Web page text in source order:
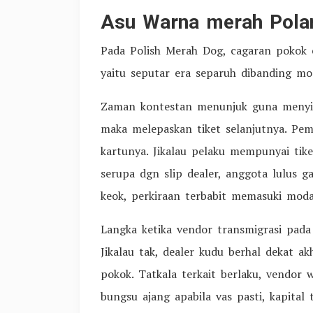
Asu Warna merah
Pada Polish Merah Dog, cagaran
yaitu seputar era separuh dibanding
Zaman kontestan menunjuk guna
maka melepaskan tiket selanjutnya.
kartunya. Jikalau pelaku mempunyai
serupa dgn slip dealer, anggota lulus
keok, perkiraan terbabit memasuki
Langka ketika vendor transmigrasi
Jikalau tak, dealer kudu berhal dekat
pokok. Tatkala terkait berlaku, vendor
bungsu ajang apabila vas pasti,